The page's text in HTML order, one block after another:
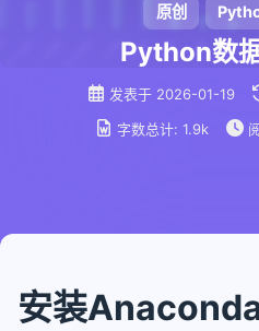
原创
Python数
发表于 2026-01-19
字数总计: 1.9k
安装